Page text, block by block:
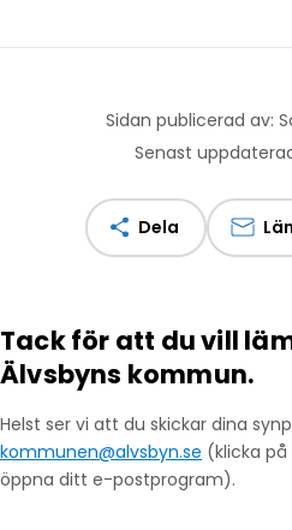
Sidan publicerad av:
Senast
Dela
Tack för att du vill
Älvsbyns kommun.
Helst ser vi att du skickar dina
kommunen@alvsbyn.se (klicka
öppna ditt e-postprogram).